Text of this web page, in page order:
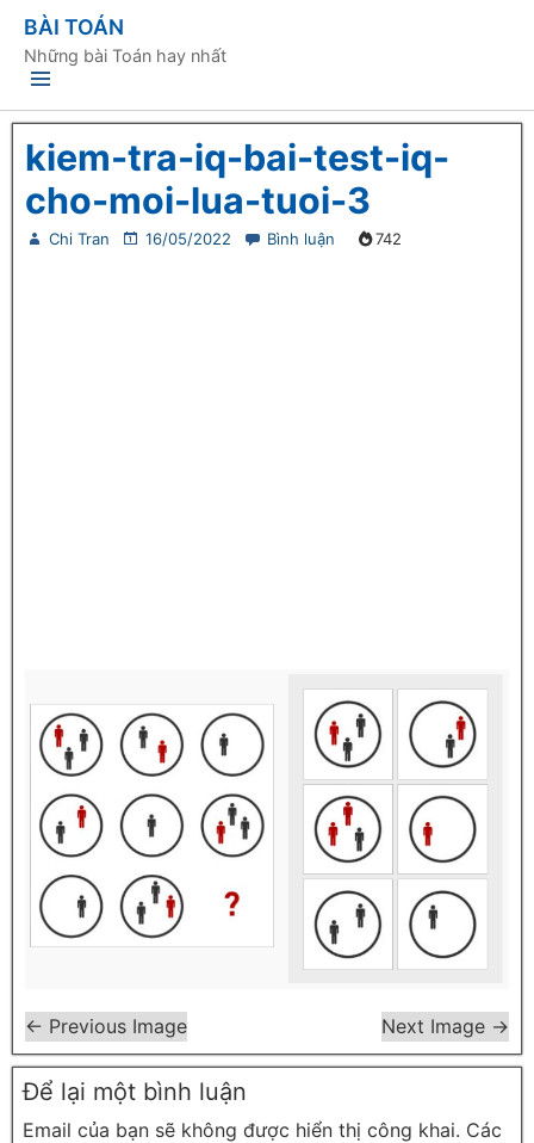
BÀI TOÁN
Những bài Toán hay nhất
kiem-tra-iq-bai-test-iq-
cho-moi-lua-tuoi-3
Chi Tran 16/05/2022 Bình luận 742
← Previous Image Next Image →
Để lại một bình luận
Email của bạn sẽ không được hiển thị công khai. Các